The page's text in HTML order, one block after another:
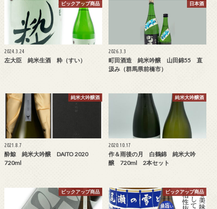
ピックアップ商品
2024.3.24
左大臣 純米生酒 粋（すい）
日本酒
2026.3.3
町田酒造 純米吟醸 山田錦55 直
汲み（群馬県前橋市）
純米大吟醸酒
2021.8.7
酔鯨 純米大吟醸 DAITO 2020
720ml
純米大吟醸酒
2020.10.17
作＆雨後の月 白鶴錦 純米大吟
醸 720ml 2本セット
ピックアップ商品 ピックアップ商品